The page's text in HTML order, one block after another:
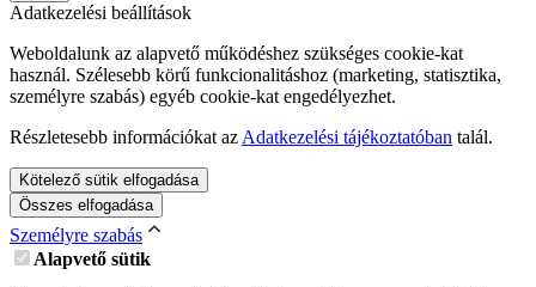
Adatkezelési beállítások
Weboldalunk az alapvető működéshez szükséges cookie-kat
használ. Szélesebb körű funkcionalitáshoz (marketing, statisztika,
személyre szabás) egyéb cookie-kat engedélyezhet.
Részletesebb információkat az Adatkezelési tájékoztatóban talál.
Kötelező sütik elfogadása
Összes elfogadása
Személyre szabás
Alapvető sütik